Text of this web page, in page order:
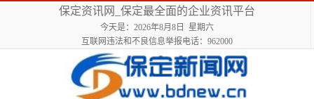
保定资讯网_保定最全面的企业资讯平台
今天是：2026年8月8日 星期六
互联网违法和不良信息举报电话：962000